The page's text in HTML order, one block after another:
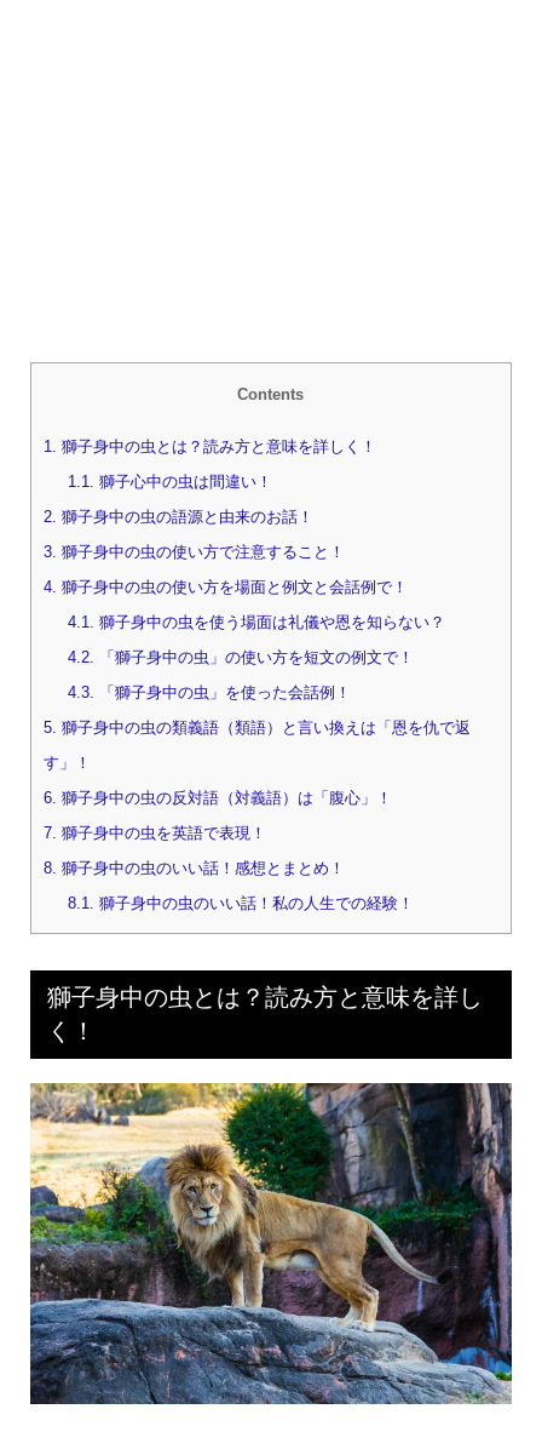
Contents
1. 獅子身中の虫とは？読み方と意味を詳しく！
1.1. 獅子心中の虫は間違い！
2. 獅子身中の虫の語源と由来のお話！
3. 獅子身中の虫の使い方で注意すること！
4. 獅子身中の虫の使い方を場面と例文と会話例で！
4.1. 獅子身中の虫を使う場面は礼儀や恩を知らない？
4.2. 「獅子身中の虫」の使い方を短文の例文で！
4.3. 「獅子身中の虫」を使った会話例！
5. 獅子身中の虫の類義語（類語）と言い換えは「恩を仇で返
す」！
6. 獅子身中の虫の反対語（対義語）は「腹心」！
7. 獅子身中の虫を英語で表現！
8. 獅子身中の虫のいい話！感想とまとめ！
8.1. 獅子身中の虫のいい話！私の人生での経験！
獅子身中の虫とは？読み方と意味を詳し
く！